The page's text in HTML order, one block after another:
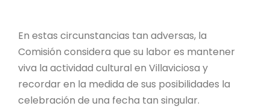
En estas circunstancias tan adversas, la
Comisión considera que su labor es mantener
viva la actividad cultural en Villaviciosa y
recordar en la medida de sus posibilidades la
celebración de una fecha tan singular.